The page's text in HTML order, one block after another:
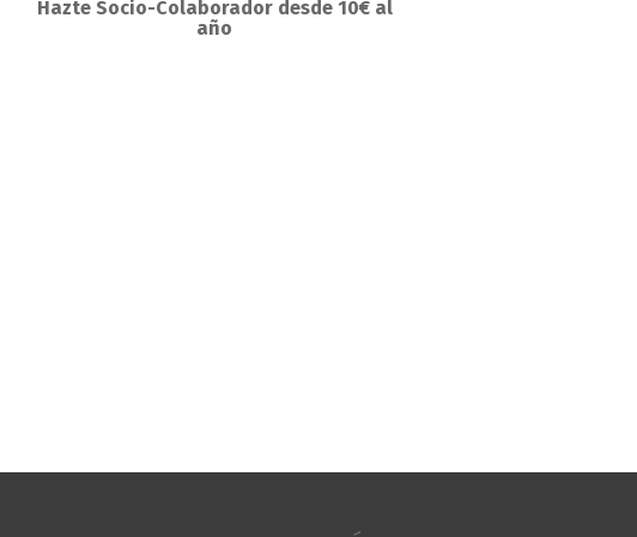
Hazte Socio-Colaborador desde 10€ al
año